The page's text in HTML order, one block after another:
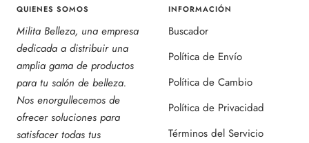
QUIENES SOMOS
Milita Belleza, una empresa
dedicada a distribuir una
amplia gama de productos
para tu salón de belleza.
Nos enorgullecemos de
ofrecer soluciones para
satisfacer todas tus
INFORMACIÓN
Buscador
Política de Envío
Política de Cambio
Política de Privacidad
Términos del Servicio